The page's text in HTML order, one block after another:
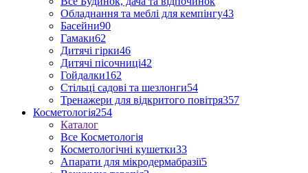
Обладнання та меблі для кемпінгу43
Басейни90
Гамаки62
Дитячі гірки46
Дитячі пісочниці42
Гойдалки162
Стільці садові та шезлонги54
Тренажери для відкритого повітря357
Косметологія254
Каталог
Все Косметологія
Косметологічні кушетки33
Апарати для мікродермабразії5